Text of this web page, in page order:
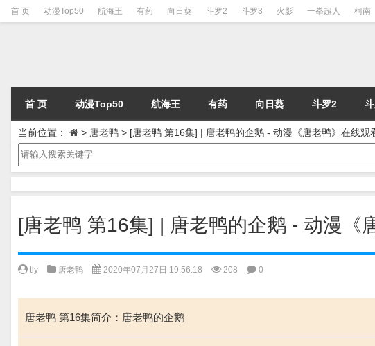
首 页 动漫Top50 航海王 有药 向日葵 斗罗2 斗罗3 火影 一拳超人 柯南
首 页 动漫Top50 航海王 有药 向日葵 斗罗2
当前位置： > 唐老鸭 > [唐老鸭 第16集] | 唐老鸭的企鹅 - 动漫《唐老鸭》在线观
[唐老鸭 第16集] | 唐老鸭的企鹅 - 动漫《
tly 唐老鸭 2020年07月27日 19:56:18 208 0
唐老鸭 第16集简介：唐老鸭的企鹅